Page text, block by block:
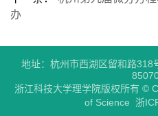
办
地址：杭州市西湖区留和路
浙江科技大学理学院版权所有 ©
of Science 浙